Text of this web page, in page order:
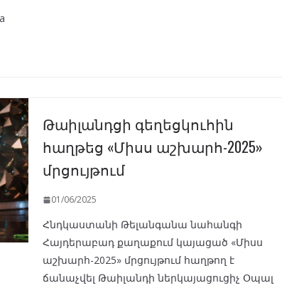
Թաիլանդցի գեղեցկուհին
հաղթեց «Միսս աշխարհ-2025»
մրցույթում
01/06/2025
Հնդկաստանի Թելանգանա նահանգի
Հայդերաբադ քաղաքում կայացած «Միսս
աշխարհ-2025» մրցույթում հաղթող է
ճանաչվել Թաիլանդի ներկայացուցիչ Օպալ